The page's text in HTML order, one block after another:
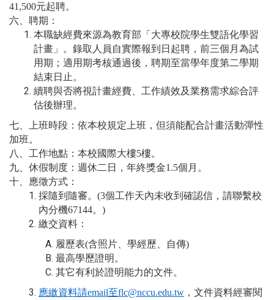
41,500元起聘。
六、聘期：
本職缺經費來源為教育部「大專校院學生雙語化學習
計畫」。錄取人員自實際報到日起聘，前三個月為試
用期；適用期考核通過後，聘期至當學年度第二學期
結束日止。
續聘與否將視計畫經費、工作績效及業務需求綜合評
估後辦理。
七、上班時段：依本校規定上班，但須能配合計畫活動彈性
加班。
八、工作地點：本校國際大樓5樓。
九、休假制度：週休二日，年終獎金1.5個月。
十、應徵方式：
採隨到隨審。 (3個工作天內未收到確認信，請聯繫校
內分機67144。 )
繳交資料：
履歷表(含照片、學經歷、自傳)
最高學歷證明。
其它有利於證明能力的文件。
應繳資料請email至flc@nccu.edu.tw ，文件資料經審閱